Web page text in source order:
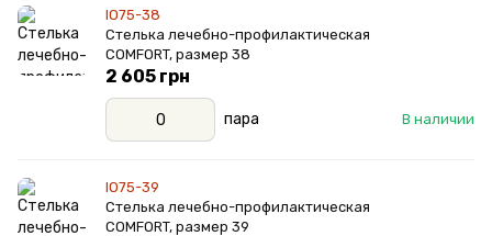
IO75-38
Стелька лечебно-профилактическая
COMFORT, размер 38
В наличии
2 605 грн
пара
IO75-39
Стелька лечебно-профилактическая
COMFORT, размер 39